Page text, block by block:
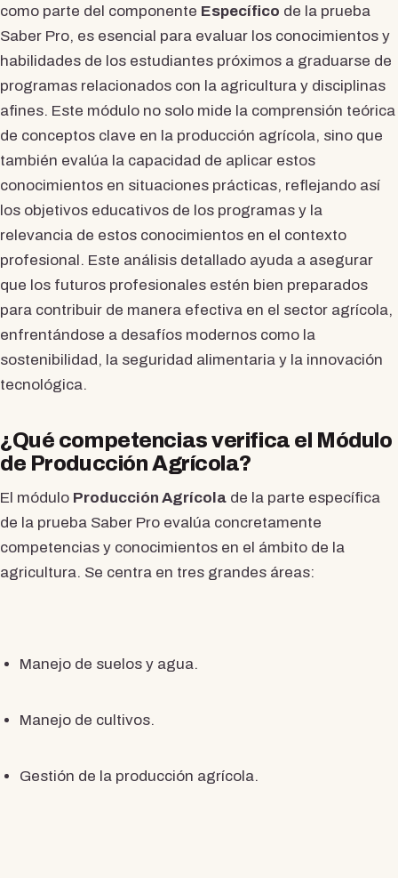
como parte del componente Específico de la prueba
Saber Pro, es esencial para evaluar los conocimientos y
habilidades de los estudiantes próximos a graduarse de
programas relacionados con la agricultura y disciplinas
afines. Este módulo no solo mide la comprensión teórica
de conceptos clave en la producción agrícola, sino que
también evalúa la capacidad de aplicar estos
conocimientos en situaciones prácticas, reflejando así
los objetivos educativos de los programas y la
relevancia de estos conocimientos en el contexto
profesional. Este análisis detallado ayuda a asegurar
que los futuros profesionales estén bien preparados
para contribuir de manera efectiva en el sector agrícola,
enfrentándose a desafíos modernos como la
sostenibilidad, la seguridad alimentaria y la innovación
tecnológica.
¿Qué competencias verifica el Módulo
de Producción Agrícola?
El módulo Producción Agrícola de la parte específica
de la prueba Saber Pro evalúa concretamente
competencias y conocimientos en el ámbito de la
agricultura. Se centra en tres grandes áreas:
Manejo de suelos y agua.
Manejo de cultivos.
Gestión de la producción agrícola.